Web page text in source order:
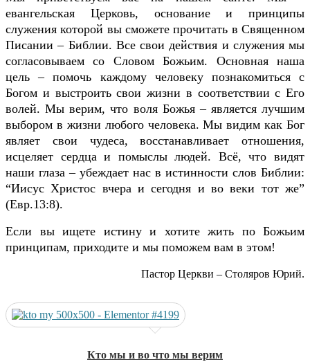
евангельская Церковь, основание и принципы
служения которой вы сможете прочитать в Священном
Писании – Библии. Все свои действия и служения мы
согласовываем со Словом Божьим. Основная наша
цель – помочь каждому человеку познакомиться с
Богом и выстроить свои жизни в соответствии с Его
волей. Мы верим, что воля Божья – является лучшим
выбором в жизни любого человека. Мы видим как Бог
являет свои чудеса, восстанавливает отношения,
исцеляет сердца и помыслы людей. Всё, что видят
наши глаза – убеждает нас в истинности слов Библии:
“Иисус Христос вчера и сегодня и во веки тот же”
(Евр.13:8).
Если вы ищете истину и хотите жить по Божьим
принципам, приходите и мы поможем вам в этом!
Пастор Церкви – Столяров Юрий.
Кто мы и во что мы верим